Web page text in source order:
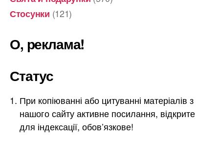
Стосунки (121)
О, реклама!
Статус
При копіюванні або цитуванні матеріалів з
нашого сайту активне посилання, відкрите
для індексації, обов’язкове!